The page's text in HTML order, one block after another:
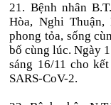
21. Bệnh nhân
Hòa, Nghi
phong tỏa, sống
bố cùng lúc. Ngày
sáng 16/11 cho
SARS-CoV-2.